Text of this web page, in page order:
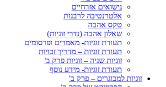
נישואים אזרחיים
אלטרנטיבה לרבנות
טקס אהבה
שאלון אהבה (נדרי זוגיות)
תעודת זוגיות- מאמרים ופרסומים
תעודת זוגיות – מדריך זכויות
זוגיות שניה – זוגיות פרק ב'
תעודת זוגיות- מידע נוסף
זוגיות למבוגרים – פרק ב'